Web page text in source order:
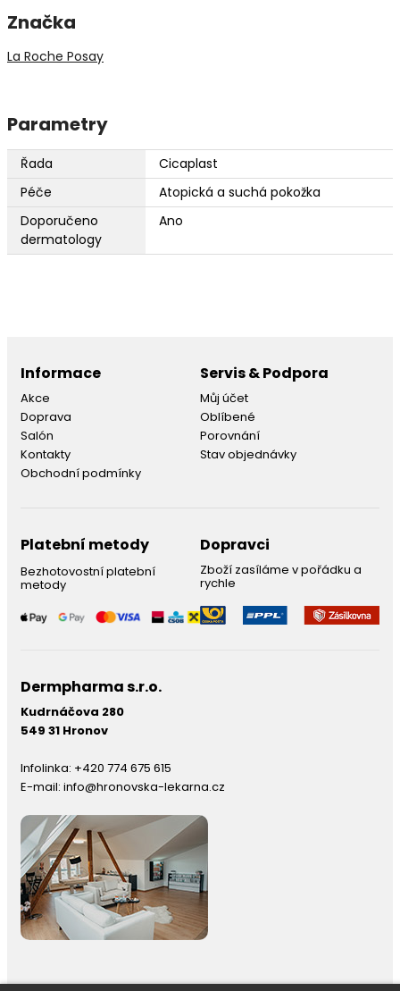
Značka
La Roche Posay
Parametry
Řada
Cicaplast
Péče
Atopická a suchá pokožka
Doporučeno
dermatology
Ano
Informace
Akce
Doprava
Salón
Kontakty
Obchodní podmínky
Servis & Podpora
Můj účet
Oblíbené
Porovnání
Stav objednávky
Platební metody
Bezhotovostní platební
metody
Dopravci
Zboží zasíláme v pořádku a
rychle
Dermpharma s.r.o.
Kudrnáčova 280
549 31 Hronov
Infolinka: +420 774 675 615
E-mail: info@hronovska-lekarna.cz